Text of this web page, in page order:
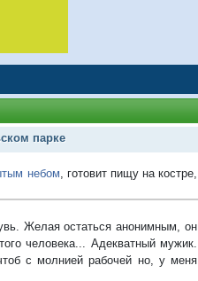
парке
небом , готовит пищу на костре,
Желая остаться анонимным, он
человека... Адекватный мужик.
с молнией рабочей но, у меня